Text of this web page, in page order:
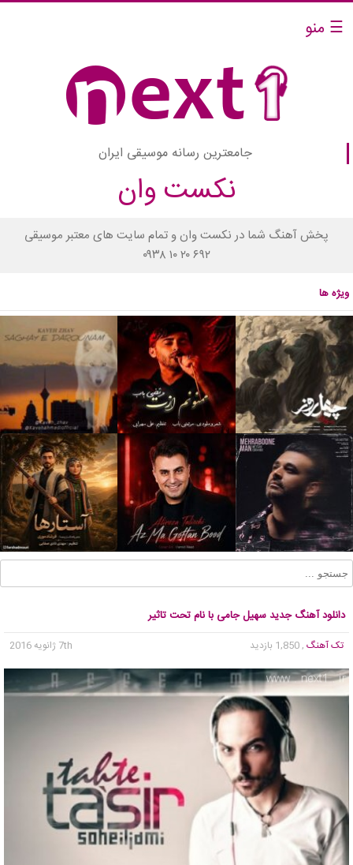
☰ منو
جامعترین رسانه موسیقی ایران
نکست وان
پخش آهنگ شما در نکست وان و تمام سایت های معتبر موسیقی
۰۹۳۸ ۱۰ ۲۰ ۶۹۲
ویژه ها
دانلود آهنگ جدید سهیل جامی با نام تحت تاثیر
تک آهنگ , 1,850 بازدید 7th ژانویه 2016